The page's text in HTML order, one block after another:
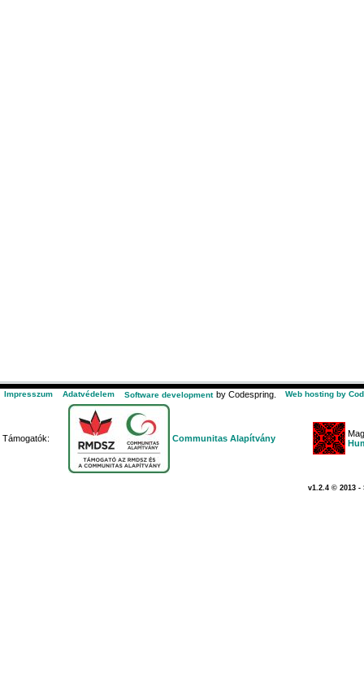
Impresszum Adatvédelem Software development by Codespring. Web hosting by
Támogatók: Communitas Alapítvány
v1.2.4 © 2013